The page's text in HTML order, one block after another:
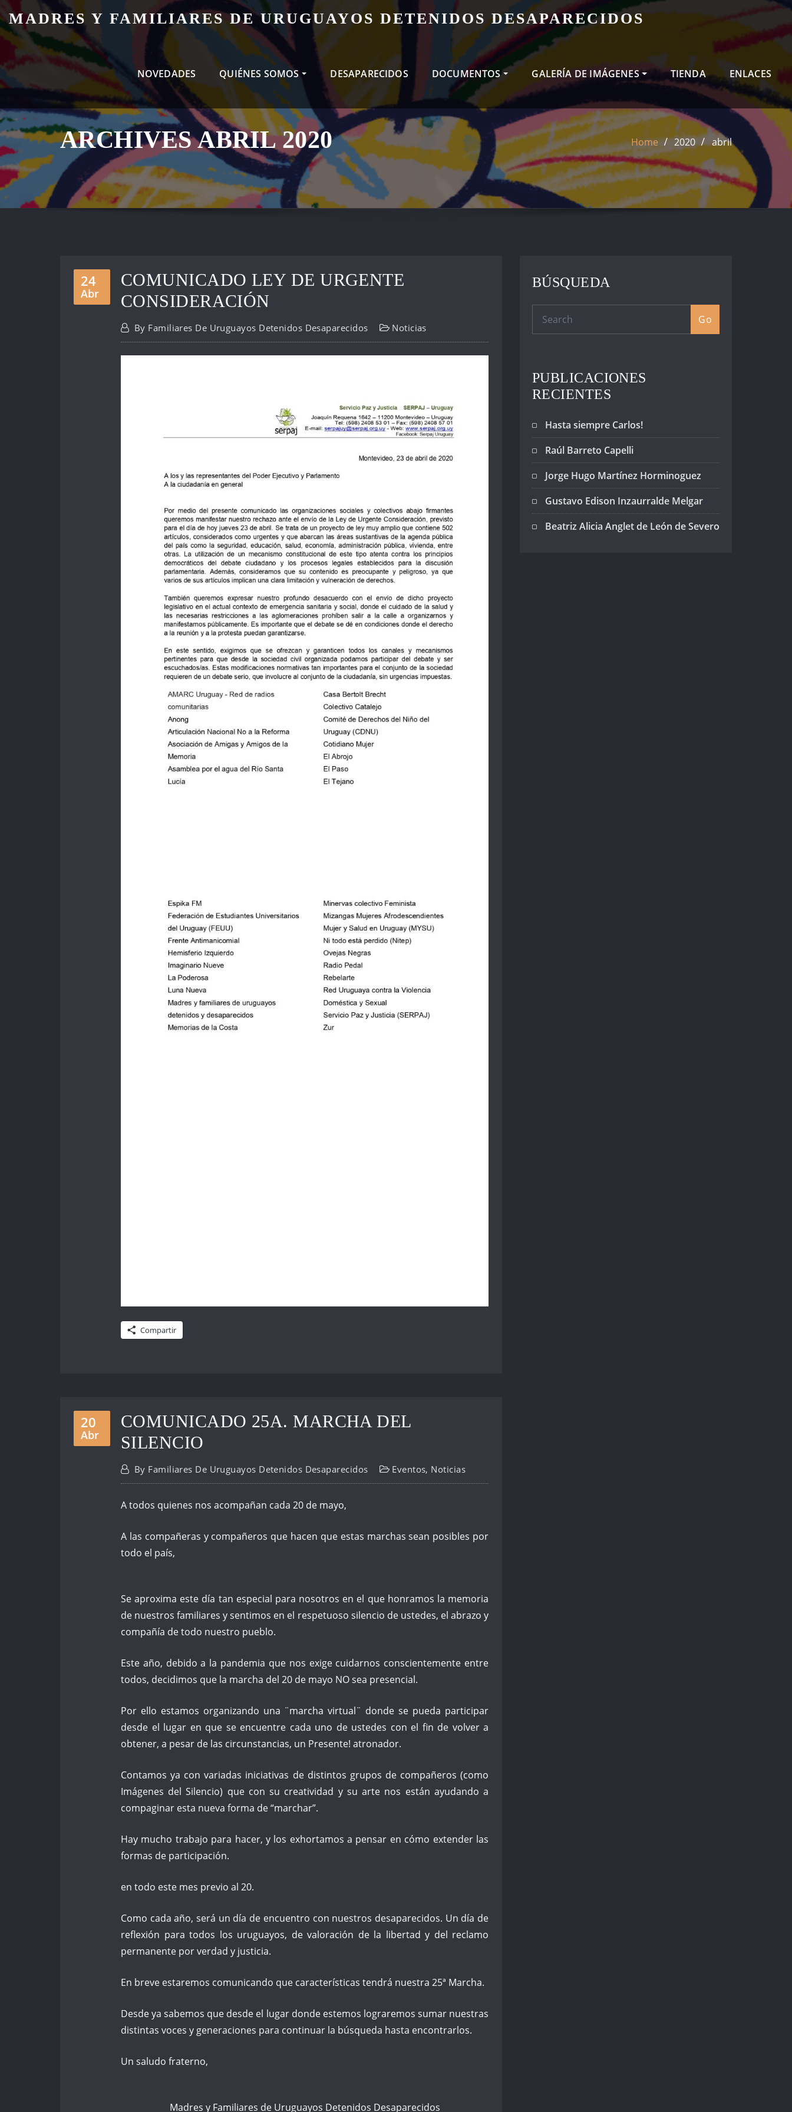
Skip
to
content
MADRES Y FAMILIARES DE URUGUAYOS DETENIDOS DESAPARECIDOS
NOVEDADES QUIÉNES SOMOS DESAPARECIDOS DOCUMENTOS GALERÍA DE IMÁGENES TIENDA ENLACES
ARCHIVES ABRIL 2020 Home 2020 abril
24
Abr
COMUNICADO LEY DE URGENTE
CONSIDERACIÓN
By Familiares De Uruguayos Detenidos Desaparecidos Noticias
Compartir
20
Abr
COMUNICADO 25A. MARCHA DEL
SILENCIO
By Familiares De Uruguayos Detenidos Desaparecidos Eventos, Noticias
A todos quienes nos acompañan cada 20 de mayo,
A las compañeras y compañeros que hacen que estas marchas sean posibles por
todo el país,
Se aproxima este día tan especial para nosotros en el que honramos la memoria
de nuestros familiares y sentimos en el respetuoso silencio de ustedes, el abrazo y
compañía de todo nuestro pueblo.
Este año, debido a la pandemia que nos exige cuidarnos conscientemente entre
todos, decidimos que la marcha del 20 de mayo NO sea presencial.
Por ello estamos organizando una ¨marcha virtual¨ donde se pueda participar
desde el lugar en que se encuentre cada uno de ustedes con el fin de volver a
obtener, a pesar de las circunstancias, un Presente! atronador.
Contamos ya con variadas iniciativas de distintos grupos de compañeros (como
Imágenes del Silencio) que con su creatividad y su arte nos están ayudando a
compaginar esta nueva forma de “marchar”.
Hay mucho trabajo para hacer, y los exhortamos a pensar en cómo extender las
formas de participación.
en todo este mes previo al 20.
Como cada año, será un día de encuentro con nuestros desaparecidos. Un día de
reflexión para todos los uruguayos, de valoración de la libertad y del reclamo
permanente por verdad y justicia.
En breve estaremos comunicando que características tendrá nuestra 25ª Marcha.
Desde ya sabemos que desde el lugar donde estemos lograremos sumar nuestras
distintas voces y generaciones para continuar la búsqueda hasta encontrarlos.
Un saludo fraterno,
Madres y Familiares de Uruguayos Detenidos Desaparecidos
BÚSQUEDA
Go
PUBLICACIONES
RECIENTES
Hasta siempre Carlos!
Raúl Barreto Capelli
Jorge Hugo Martínez Horminoguez
Gustavo Edison Inzaurralde Melgar
Beatriz Alicia Anglet de León de Severo